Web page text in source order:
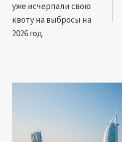
записям
уже исчерпали свою
квоту на выбросы на
2026 год.